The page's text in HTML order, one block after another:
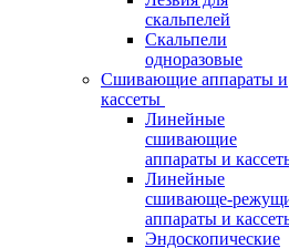
скальпелей
Скальпели
одноразовые
Сшивающие аппараты и
кассеты
Линейные
сшивающие
аппараты и
Линейные
сшивающе-
аппараты и
Эндоскопические